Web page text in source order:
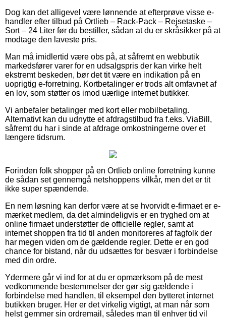
Dog kan det alligevel være lønnende at efterprøve visse e-
handler efter tilbud på Ortlieb – Rack-Pack – Rejsetaske –
Sort – 24 Liter før du bestiller, sådan at du er skråsikker på at
modtage den laveste pris.
Man må imidlertid være obs på, at såfremt en webbutik
markedsfører varer for en udsalgspris der kan virke helt
ekstremt beskeden, bør det tit være en indikation på en
uoprigtig e-forretning. Kortbetalinger er trods alt omfavnet af
en lov, som støtter os imod uærlige internet butikker.
Vi anbefaler betalinger med kort eller mobilbetaling.
Alternativt kan du udnytte et afdragstilbud fra f.eks. ViaBill,
såfremt du har i sinde at afdrage omkostningerne over et
længere tidsrum.
Forinden folk shopper på en Ortlieb online forretning kunne
de sådan set gennemgå netshoppens vilkår, men det er tit
ikke super spændende.
En nem løsning kan derfor være at se hvorvidt e-firmaet er e-
mærket medlem, da det almindeligvis er en tryghed om at
online firmaet understøtter de officielle regler, samt at
internet shoppen fra tid til anden monitoreres af fagfolk der
har megen viden om de gældende regler. Dette er en god
chance for bistand, når du udsættes for besvær i forbindelse
med din ordre.
Ydermere går vi ind for at du er opmærksom på de mest
vedkommende bestemmelser der gør sig gældende i
forbindelse med handlen, til eksempel den bytteret internet
butikken bruger. Her er det virkelig vigtigt, at man når som
helst gemmer sin ordremail, således man til enhver tid vil